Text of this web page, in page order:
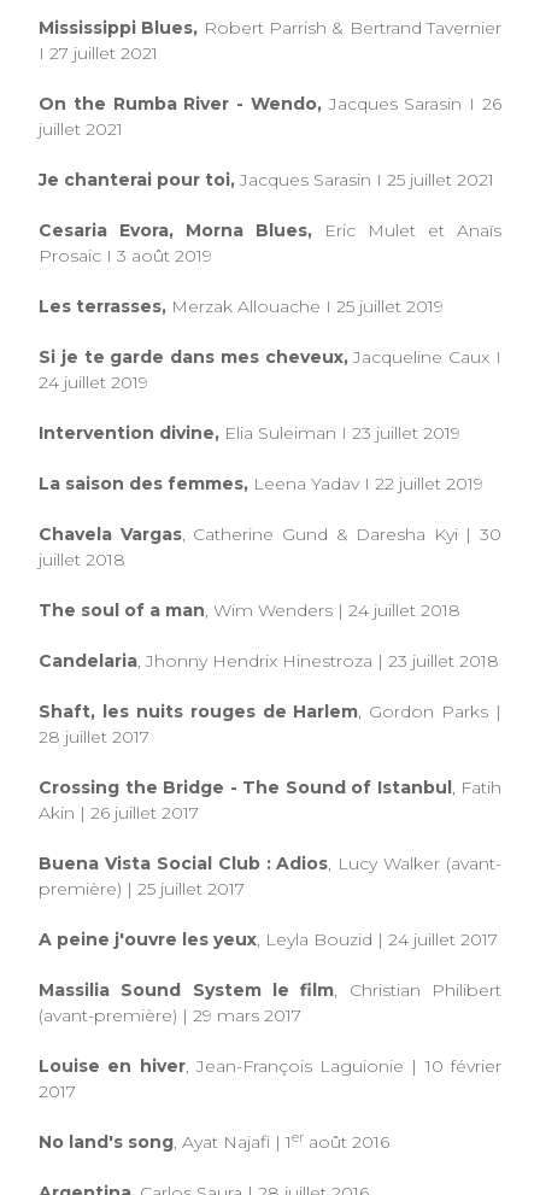
Mississippi Blues, Robert Parrish & Bertrand Tavernier
I 27 juillet 2021
On the Rumba River - Wendo,Jacques Sarasin I 26
juillet 2021
Je chanterai pour toi,Jacques Sarasin I 25 juillet 2021
Cesaria Evora, Morna Blues,
Eric Mulet et Anaïs
Prosaic I 3 août 2019
Les terrasses, Merzak Allouache I 25 juillet 2019
Si je te garde dans mes cheveux,Jacqueline Caux I
24 juillet 2019
Intervention divine, Elia Suleiman I 23 juillet 2019
La saison des femmes, Leena Yadav I 22 juillet 2019
Chavela Vargas, Catherine Gund & Daresha Kyi | 30
juillet 2018
The soul of a man, Wim Wenders | 24 juillet 2018
Candelaria, Jhonny Hendrix Hinestroza | 23 juillet 2018
Shaft, les nuits rouges de Harlem, Gordon Parks |
28 juillet 2017
Crossing the Bridge - The Sound of Istanbul, Fatih
Akin | 26 juillet 2017
Buena Vista Social Club : Adios, Lucy Walker (avant-
première) | 25 juillet 2017
A peine j'ouvre les yeux, Leyla Bouzid | 24 juillet 2017
Massilia Sound System le film, Christian Philibert
(avant-première) | 29 mars 2017
Louise en hiver, Jean-François Laguionie | 10 février
2017
No land's song, Ayat Najafi | 1er août 2016